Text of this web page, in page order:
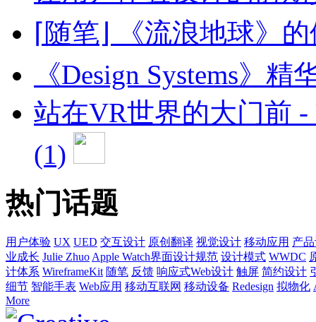
⌈随笔⌋ 《流浪地球》
《Design Systems》
站在VR世界的大门前 -
(1)
热门话题
用户体验 UX UED 交互设计 原创翻译 视觉设计 移动应用 产
业成长 Julie Zhuo Apple Watch界面设计规范 设计模式 WWDC
计体系 WireframeKit 随笔 反馈 响应式Web设计 触屏 简约设计
细节 智能手表 Web应用 移动互联网 移动设备 Redesign 拟物化
More